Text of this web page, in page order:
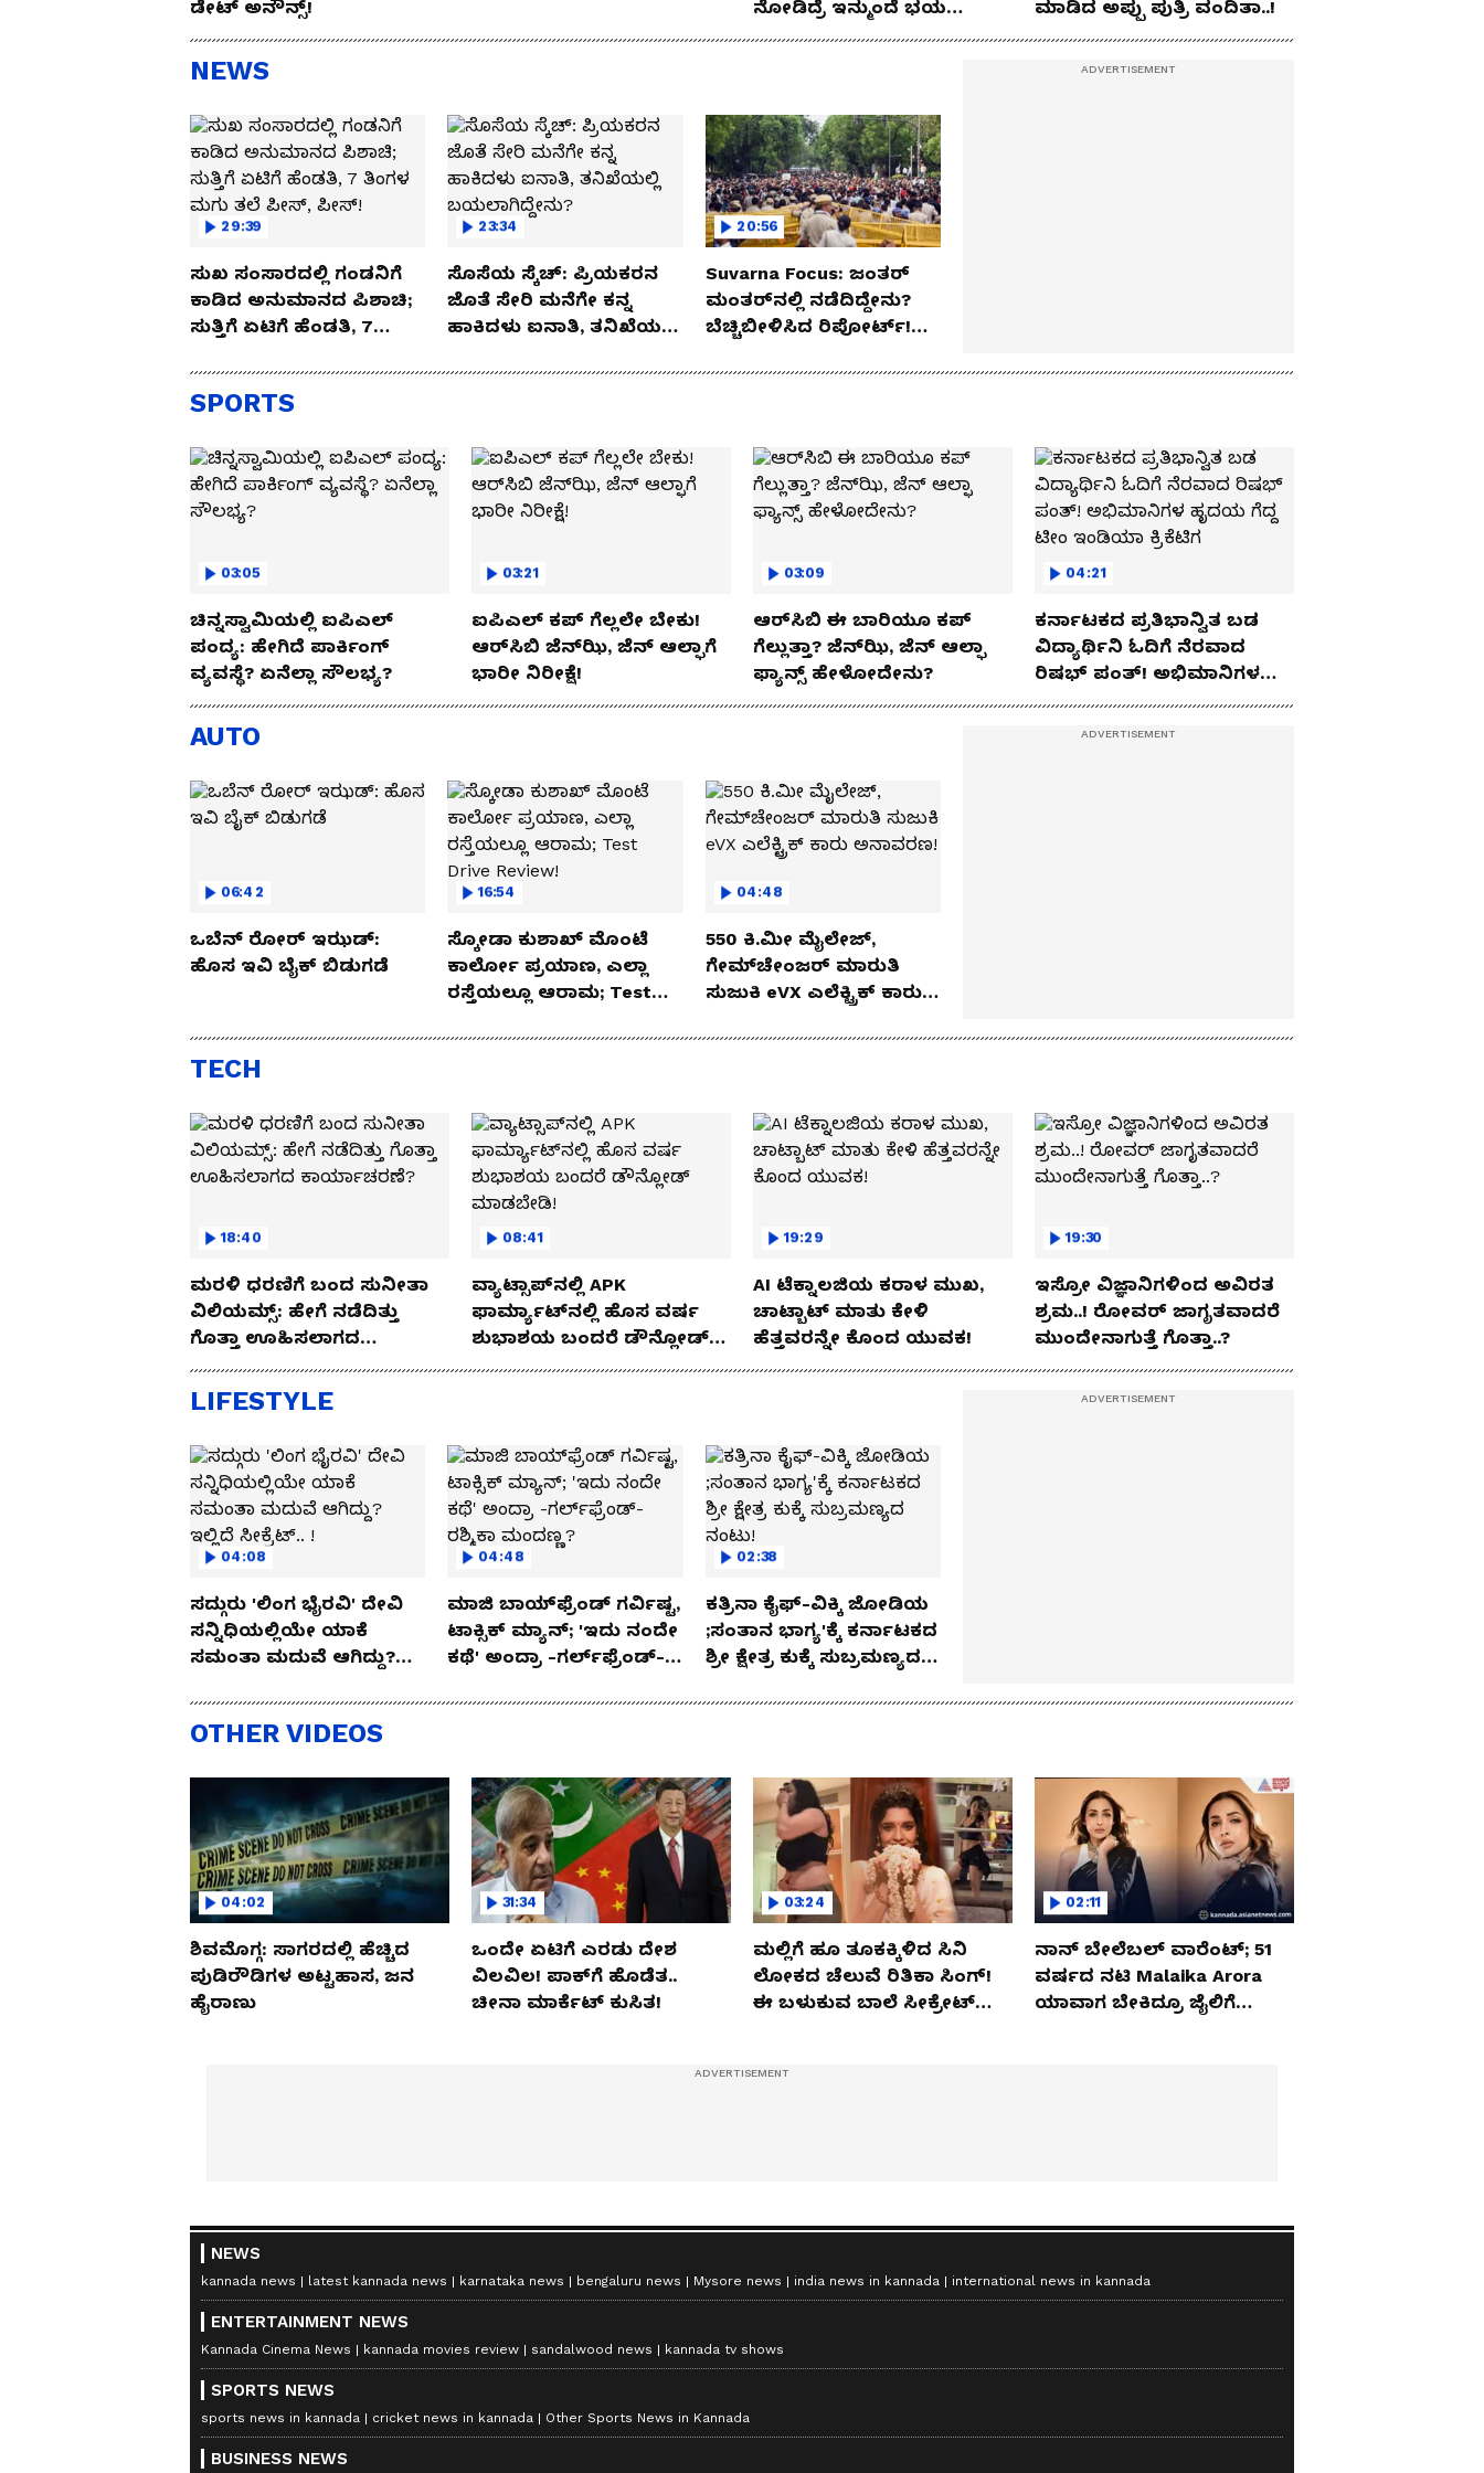
ಡೇಟ್ ಅನೌನ್ಸ್!
ನೋಡಿದ್ರೆ ಇನ್ಮುಂದೆ ಭಯ
ಪಡ್ತೀರಾ ನೀವು!
ಮಾಡಿದ ಅಪ್ಪು ಪುತ್ರಿ ವಂದಿತಾ..!
NEWS
29:39
ಸುಖ ಸಂಸಾರದಲ್ಲಿ ಗಂಡನಿಗೆ
ಕಾಡಿದ ಅನುಮಾನದ ಪಿಶಾಚಿ;
ಸುತ್ತಿಗೆ ಏಟಿಗೆ ಹೆಂಡತಿ, 7
ಪೀಸ್!
23:34
ಸೊಸೆಯ ಸ್ಕೆಚ್: ಪ್ರಿಯಕರನ
ಜೊತೆ ಸೇರಿ ಮನೆಗೇ ಕನ್ನ
ಹಾಕಿದಳು ಐನಾತಿ, ತನಿಖೆಯಲ್ಲಿ
20:56
Suvarna Focus: ಜಂತರ್
ಮಂತರ್‌ನಲ್ಲಿ ನಡೆದಿದ್ದೇನು?
ಬೆಚ್ಚಿಬೀಳಿಸಿದ ರಿಪೋರ್ಟ್!
ಸೀಕ್ರೆಟ್?
SPORTS
03:05
ಚಿನ್ನಸ್ವಾಮಿಯಲ್ಲಿ ಐಪಿಎಲ್‌
ಪಂದ್ಯ: ಹೇಗಿದೆ ಪಾರ್ಕಿಂಗ್
ವ್ಯವಸ್ಥೆ? ಏನೆಲ್ಲಾ ಸೌಲಭ್ಯ?
03:21
ಐಪಿಎಲ್ ಕಪ್‌ ಗೆಲ್ಲಲೇ ಬೇಕು!
ಆರ್‌ಸಿಬಿ ಜೆನ್‌ಝಿ, ಜೆನ್‌ ಆಲ್ಫಾಗೆ
ಭಾರೀ ನಿರೀಕ್ಷೆ!
03:09
ಆರ್‌ಸಿಬಿ ಈ ಬಾರಿಯೂ ಕಪ್‌
ಗೆಲ್ಲುತ್ತಾ? ಜೆನ್‌ಝಿ, ಜೆನ್‌ ಆಲ್ಫಾ
ಫ್ಯಾನ್ಸ್ ಹೇಳೋದೇನು?
04:21
ಕರ್ನಾಟಕದ ಪ್ರತಿಭಾನ್ವಿತ ಬಡ
ವಿದ್ಯಾರ್ಥಿನಿ ಓದಿಗೆ ನೆರವಾದ
ರಿಷಭ್ ಪಂತ್! ಅಭಿಮಾನಿಗಳ
AUTO
06:42
ಒಬೆನ್ ರೋರ್ ಇಝಡ್:
ಹೊಸ ಇವಿ ಬೈಕ್ ಬಿಡುಗಡೆ
16:54
ಸ್ಕೋಡಾ ಕುಶಾಖ್ ಮೊಂಟೆ
ಕಾರ್ಲೋ ಪ್ರಯಾಣ, ಎಲ್ಲಾ
ರಸ್ತೆಯಲ್ಲೂ ಆರಾಮ; Test
04:48
550 ಕಿ.ಮೀ ಮೈಲೇಜ್,
ಗೇಮ್‌ಚೇಂಜರ್ ಮಾರುತಿ
ಸುಜುಕಿ eVX ಎಲೆಕ್ಟ್ರಿಕ್ ಕಾರು
TECH
18:40
ಮರಳಿ ಧರಣಿಗೆ ಬಂದ ಸುನೀತಾ
ವಿಲಿಯಮ್ಸ್: ಹೇಗೆ ನಡೆದಿತ್ತು
ಗೊತ್ತಾ ಊಹಿಸಲಾಗದ
ಕಾರ್ಯಾಚರಣೆ?
08:41
ವ್ಯಾಟ್ಸಾಪ್‌ನಲ್ಲಿ APK
ಫಾರ್ಮ್ಯಾಟ್‌ನಲ್ಲಿ ಹೊಸ ವರ್ಷ
ಶುಭಾಶಯ ಬಂದರೆ ಡೌನ್ಲೋಡ್
ಮಾಡಬೇಡಿ!
19:29
AI ಟೆಕ್ನಾಲಜಿಯ ಕರಾಳ ಮುಖ,
ಚಾಟ್ಬಾಟ್ ಮಾತು ಕೇಳಿ
ಹೆತ್ತವರನ್ನೇ ಕೊಂದ ಯುವಕ!
19:30
ಇಸ್ರೋ ವಿಜ್ಞಾನಿಗಳಿಂದ ಅವಿರತ
ಶ್ರಮ..! ರೋವರ್ ಜಾಗೃತವಾದರೆ
ಮುಂದೇನಾಗುತ್ತೆ ಗೊತ್ತಾ..?
LIFESTYLE
04:08
ಸದ್ಗುರು 'ಲಿಂಗ ಭೈರವಿ' ದೇವಿ
ಸನ್ನಿಧಿಯಲ್ಲಿಯೇ ಯಾಕೆ
ಸಮಂತಾ ಮದುವೆ ಆಗಿದ್ದು?
04:48
ಮಾಜಿ ಬಾಯ್‌ಫ್ರೆಂಡ್ ಗರ್ವಿಷ್ಟ,
ಟಾಕ್ಸಿಕ್ ಮ್ಯಾನ್; 'ಇದು ನಂದೇ
ಕಥೆ' ಅಂದ್ರಾ -ಗರ್ಲ್‌ಫ್ರೆಂಡ್-
02:38
ಕತ್ರಿನಾ ಕೈಫ್-ವಿಕ್ಕಿ ಜೋಡಿಯ
;ಸಂತಾನ ಭಾಗ್ಯ'ಕ್ಕೆ ಕರ್ನಾಟಕದ
ಶ್ರೀ ಕ್ಷೇತ್ರ ಕುಕ್ಕೆ ಸುಬ್ರಮಣ್ಯದ
OTHER VIDEOS
04:02
ಶಿವಮೊಗ್ಗ: ಸಾಗರದಲ್ಲಿ ಹೆಚ್ಚಿದ
ಪುಡಿರೌಡಿಗಳ ಅಟ್ಟಹಾಸ, ಜನ
ಹೈರಾಣು
31:34
ಒಂದೇ ಏಟಿಗೆ ಎರಡು ದೇಶ
ವಿಲವಿಲ! ಪಾಕ್​​ಗೆ ಹೊಡೆತ..
ಚೀನಾ ಮಾರ್ಕೆಟ್​ ಕುಸಿತ!
03:24
ಮಲ್ಲಿಗೆ ಹೂ ತೂಕಕ್ಕಿಳಿದ ಸಿನಿ
ಲೋಕದ ಚೆಲುವೆ ರಿತಿಕಾ ಸಿಂಗ್!‌
ಈ ಬಳುಕುವ ಬಾಲೆ ಸೀಕ್ರೇಟ್‌
02:11
ನಾನ್ ಬೇಲೆಬಲ್ ವಾರೆಂಟ್; 51
ವರ್ಷದ ನಟಿ Malaika Arora
ಯಾವಾಗ ಬೇಕಿದ್ರೂ ಜೈಲಿಗೆ
NEWS
kannada news latest kannada news karnataka news bengaluru news Mysore news india news in kannada international news in kannada
ENTERTAINMENT NEWS
Kannada Cinema News kannada movies review sandalwood news kannada tv shows
SPORTS NEWS
sports news in kannada cricket news in kannada Other Sports News in Kannada
BUSINESS NEWS